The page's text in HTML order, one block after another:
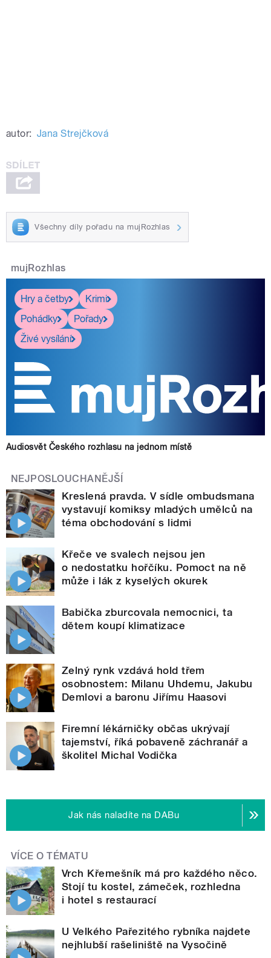
autor: Jana Strejčková
Všechny díly pořadu na mujRozhlas
mujRozhlas
Hry a četby
Krimi
Pohádky
Pořady
Živé vysílání
Audiosvět Českého rozhlasu na jednom místě
NEJPOSLOUCHANĚJŠÍ
Kreslená pravda. V sídle ombudsmana
vystavují komiksy mladých umělců na
téma obchodování s lidmi
Křeče ve svalech nejsou jen
o nedostatku hořčíku. Pomoct na ně
může i lák z kyselých okurek
Babička zburcovala nemocnici, ta
dětem koupí klimatizace
Zelný rynk vzdává hold třem
osobnostem: Milanu Uhdemu, Jakubu
Demlovi a baronu Jiřímu Haasovi
Firemní lékárničky občas ukrývají
tajemství, říká pobaveně záchranář a
školitel Michal Vodička
Jak nás naladíte na DABu
VÍCE O TÉMATU
Vrch Křemešník má pro každého něco.
Stojí tu kostel, zámeček, rozhledna
i hotel s restaurací
U Velkého Pařezitého rybníka najdete
nejhlubší rašeliniště na Vysočině